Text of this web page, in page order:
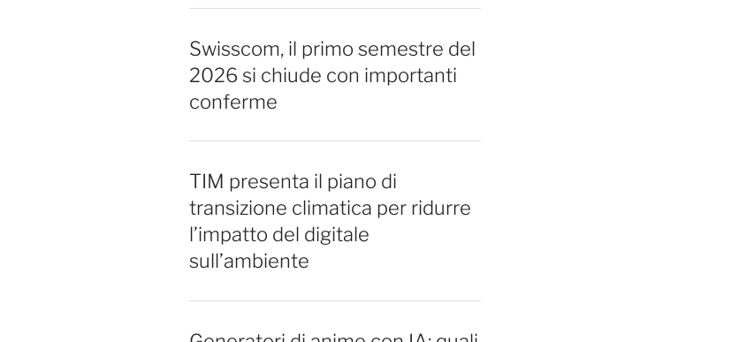
Swisscom, il primo semestre del
2026 si chiude con importanti
conferme
TIM presenta il piano di
transizione climatica per ridurre
l’impatto del digitale
sull’ambiente